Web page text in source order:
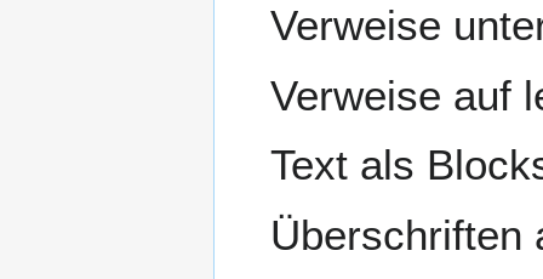
Verweise
Verweise auf
Text als
Überschriften